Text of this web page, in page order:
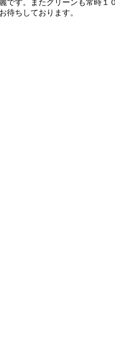
です。またグリーンも常時
待ちしております。